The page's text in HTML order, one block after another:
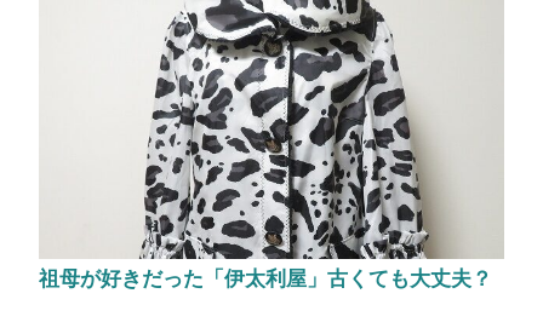
祖母が好きだった「伊太利屋」古くても大丈夫？